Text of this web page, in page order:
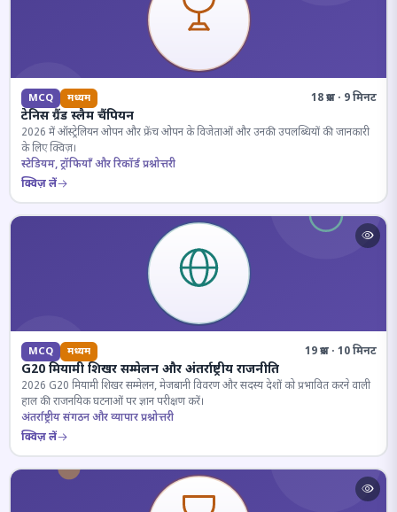
MCQ मध्यम 18 प्रश्न · 9 मिनट
टेनिस ग्रैंड स्लैम चैंपियन
2026 में ऑस्ट्रेलियन ओपन और फ्रेंच ओपन के विजेताओं और उनकी उपलब्धियों की जानकारी
के लिए क्विज़।
स्टेडियम, ट्रॉफियाँ और रिकॉर्ड प्रश्नोत्तरी
क्विज़ लें
MCQ मध्यम 19 प्रश्न · 10 मिनट
G20 मियामी शिखर सम्मेलन और अंतर्राष्ट्रीय राजनीति
2026 G20 मियामी शिखर सम्मेलन, मेजबानी विवरण और सदस्य देशों को प्रभावित करने वाली
हाल की राजनयिक घटनाओं पर ज्ञान परीक्षण करें।
अंतर्राष्ट्रीय संगठन और व्यापार प्रश्नोत्तरी
क्विज़ लें